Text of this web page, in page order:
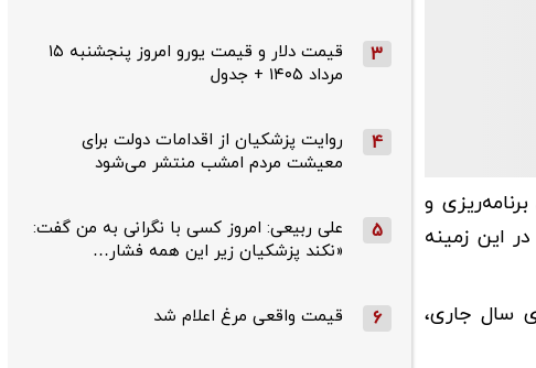
و
وزارتخانه گفت: کتابی در این زمینه
سال جاری،
3
قیمت دلار و قیمت یورو امروز پنجشنبه ۱۵
مرداد ۱۴۰۵ + جدول
4
روایت پزشکیان از اقدامات دولت برای
معیشت مردم امشب منتشر می‌شود
5
علی ربیعی: امروز کسی با نگرانی به من گفت:
«نکند پزشکیان زیر این همه فشار…
6 قیمت واقعی مرغ اعلام شد